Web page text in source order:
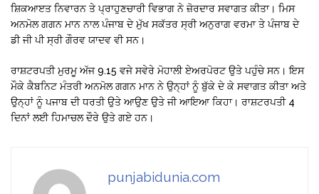
ਸ਼ਿਕਆੲਤ ਨਿਵਾਰਨ ਤੇ ਪ੍ਰਾਹੁਣਚਾਰੀ ਵਿਭਾਗ ਨੇ ਜ਼ੋਰਦਾਰ ਸਵਾਗਤ ਕੀਤਾ। ਮਿਸ
ਅਨਮੋਲ ਗਗਨ ਮਾਨ ਨਾਲ ਪੰਜਾਬ ਦੇ ਮੁੱਖ ਸਕੱਤਰ ਸ੍ਰੀ ਅਨੁਰਾਗ ਵਰਮਾ ਤੇ ਪੰਜਾਬ ਦੇ
ਡੀ ਜੀ ਪੀ ਸ੍ਰੀ ਗੌਰਵ ਯਾਦਵ ਵੀ ਸਨ।
ਰਾਸ਼ਟਰਪਤੀ ਮੁਰਮੂ ਅੱਜ 9.15 ਵਜੇ ਸਵੇਰੇ ਮੋਹਾਲੀ ਏਅਰਪੋਰਟ ਉਤੇ ਪਹੁੰਚੇ ਸਨ। ਇਸ
ਮੌਕੇ ਕੈਬਨਿਟ ਮੰਤਰੀ ਅਨਮੋਲ ਗਗਨ ਮਾਨ ਨੇ ਉਨ੍ਹਾਂ ਨੂੰ ਬੁੱਕੇ ਦੇ ਕੇ ਸਵਾਗਤ ਕੀਤਾ ਅਤੇ
ਉਨ੍ਹਾਂ ਨੂੰ ਪਜਾਬ ਦੀ ਧਰਤੀ ਉਤੇ ਆਉਣ ਉਤੇ ਜੀ ਆਇਆ ਕਿਹਾ। ਰਾਸ਼ਟਰਪਤੀ 4
ਦਿਨਾਂ ਲਈ ਹਿਮਾਚਲ ਦੌਰੇ ਉਤੇ ਗਏ ਹਨ।
punjabidunia.com